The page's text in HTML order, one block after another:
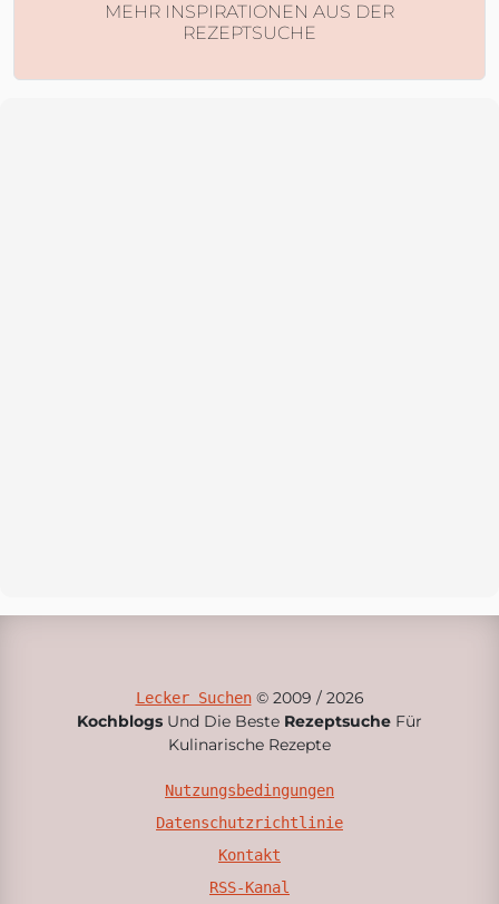
MEHR INSPIRATIONEN AUS DER
REZEPTSUCHE
Lecker Suchen© 2009 / 2026
Kochblogs Und Die Beste Rezeptsuche Für
Kulinarische Rezepte
Nutzungsbedingungen
Datenschutzrichtlinie
Kontakt
RSS-Kanal